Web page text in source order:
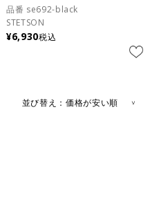
品番 se692-black
STETSON
¥6,930税込
並び替え 価格が安い順